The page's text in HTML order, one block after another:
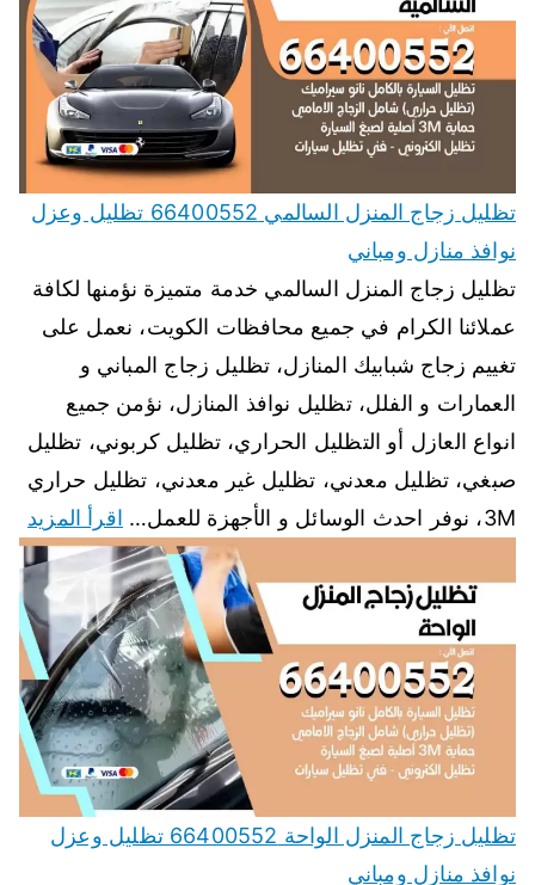
تظليل زجاج المنزل السالمي 66400552 تظليل وعزل
نوافذ منازل ومباني
تظليل زجاج المنزل السالمي خدمة متميزة نؤمنها لكافة
عملائنا الكرام في جميع محافظات الكويت، نعمل على
تغييم زجاج شبابيك المنازل، تظليل زجاج المباني و
العمارات و الفلل، تظليل نوافذ المنازل، نؤمن جميع
انواع العازل أو التظليل الحراري، تظليل كربوني، تظليل
صبغي، تظليل معدني، تظليل غير معدني، تظليل حراري
3M، نوفر احدث الوسائل و الأجهزة للعمل…
اقرأ المزيد
تظليل زجاج المنزل الواحة 66400552 تظليل وعزل
نوافذ منازل ومباني